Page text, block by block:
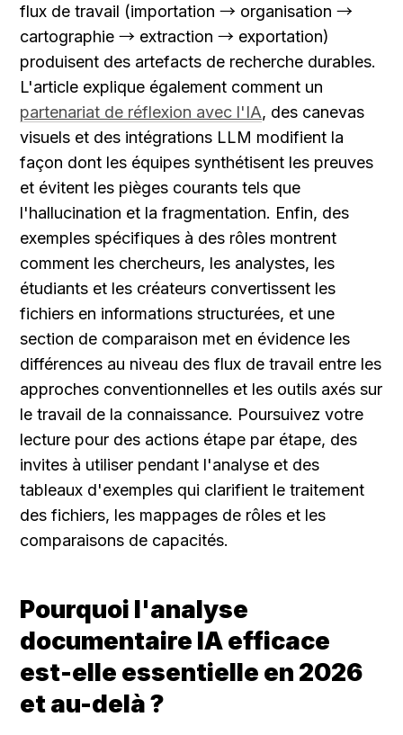
flux de travail (importation → organisation →
cartographie → extraction → exportation)
produisent des artefacts de recherche durables.
partenariat de réflexion avec l'IA, des canevas
visuels et des intégrations LLM modifient la
façon dont les équipes synthétisent les preuves
et évitent les pièges courants tels que
l'hallucination et la fragmentation. Enfin, des
exemples spécifiques à des rôles montrent
comment les chercheurs, les analystes, les
étudiants et les créateurs convertissent les
fichiers en informations structurées, et une
section de comparaison met en évidence les
différences au niveau des flux de travail entre les
approches conventionnelles et les outils axés sur
le travail de la connaissance. Poursuivez votre
lecture pour des actions étape par étape, des
invites à utiliser pendant l'analyse et des
tableaux d'exemples qui clarifient le traitement
des fichiers, les mappages de rôles et les
comparaisons de capacités.
Pourquoi l'analyse
documentaire IA efficace
est-elle essentielle en 2026
et au-delà ?